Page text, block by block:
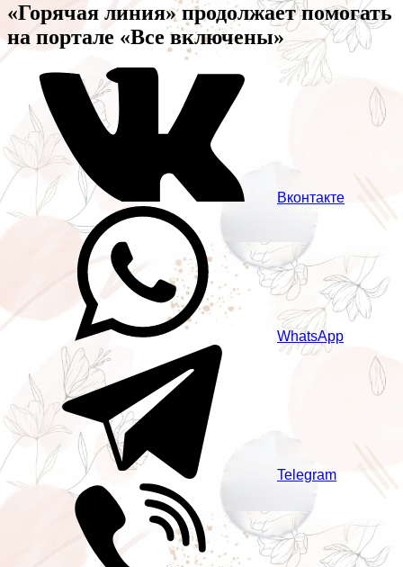
«Горячая линия» продолжает помогать
на портале «Все включены»
Вконтакте
WhatsApp
Telegram